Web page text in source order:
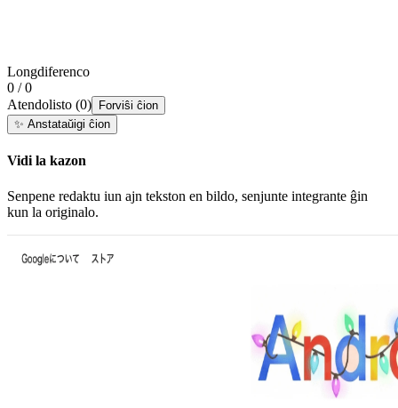
Longdiferenco
0 / 0
Atendolisto (0)
Forviŝi ĉion
✨ Anstataŭigi ĉion
Vidi la kazon
Senpene redaktu iun ajn tekston en bildo, senjunte integrante ĝin
kun la originalo.